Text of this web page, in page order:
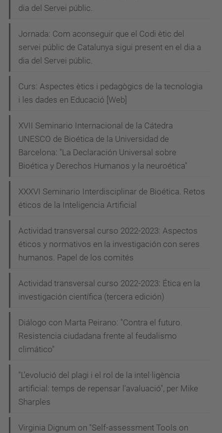
Conexión
AIHUB.CSIC,
sobre
conocimiento
la
inteligencia
2022-
07-
04T00:00:00+02:00
2022-
07-
08T23:59:59+02:00
escuela
compuesta
por
dos
itinerarios
paralelos
que
responden
dos
objetivos
conexión:
dia del Servei públic.
Jornada: Com aconseguir que el Codi ètic del
servei públic de Catalunya sigui present en el dia a
dia del Servei públic.
Curs: Aspectes ètics i pedagògics de la tecnologia
i les dades en Educació [Web]
XVII Seminario Internacional de la Cátedra
UNESCO de Bioética de la Universidad de
Barcelona: "La Declaración Universal sobre
Bioética y Derechos Humanos y la neuroética"
XXXVI Seminario Interdisciplinar de Bioética. Retos
éticos de la Inteligencia Artificial
Actividad transversal curso 2022-2023: Aspectos
éticos y normativos en la investigación con seres
humanos. Papel de los comités
Actividad transversal curso 2022-2023: Ética en la
investigación científica (tercera edición)
Diálogo con Marta Peirano: "Contra el futuro.
Resistencia ciudadana frente al feudalismo
climático"
"L’evolució del plagi i el rol de la intel·ligència
artificial: temps de repensar l'avaluació", per Mike
Sharples
Virginia Dignum on "Self-assessment Tools on